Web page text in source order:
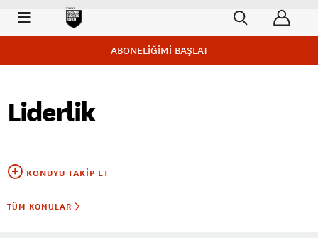
ABONELİĞİMİ BAŞLAT
Liderlik
KONUYU TAKIP ET
TÜM KONULAR